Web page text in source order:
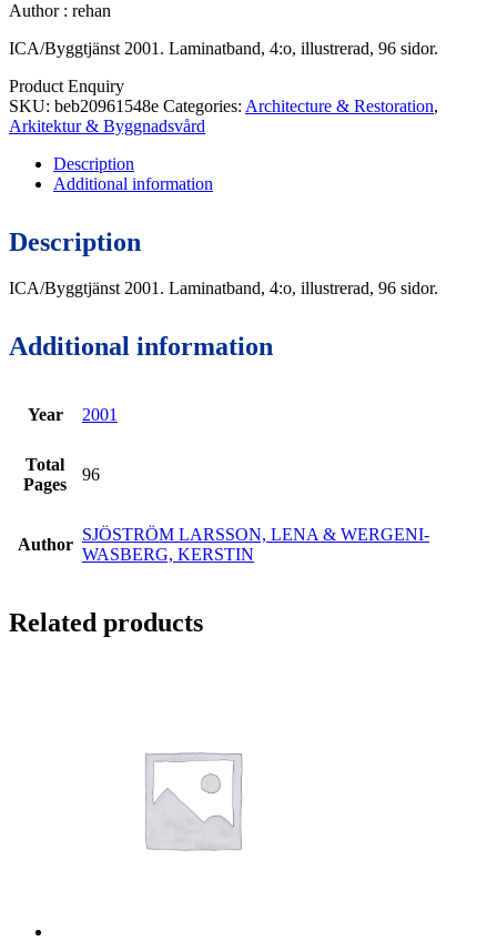
Author : rehan
ICA/Byggtjänst 2001. Laminatband, 4:o, illustrerad, 96 sidor.
Product Enquiry
SKU: beb20961548e Categories: Architecture & Restoration,
Arkitektur & Byggnadsvård
Description
Additional information
Description
ICA/Byggtjänst 2001. Laminatband, 4:o, illustrerad, 96 sidor.
Additional information
Year 2001
Total
Pages
96
Author
SJÖSTRÖM LARSSON, LENA & WERGENI-
WASBERG, KERSTIN
Related products